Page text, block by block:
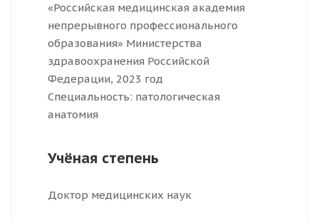
«Российская медицинская академия
непрерывного профессионального
образования» Министерства
здравоохранения Российской
Федерации, 2023 год
Специальность: патологическая
анатомия
Учёная степень
Доктор медицинских наук